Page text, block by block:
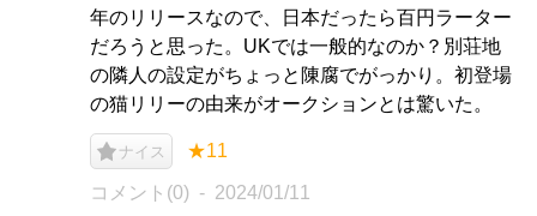
年のリリースなので、日本だったら百円ラーター
だろうと思った。UKでは一般的なのか？別荘地
の隣人の設定がちょっと陳腐でがっかり。初登場
の猫リリーの由来がオークションとは驚いた。
ナイス ★11
コメント(0) 2024/01/11